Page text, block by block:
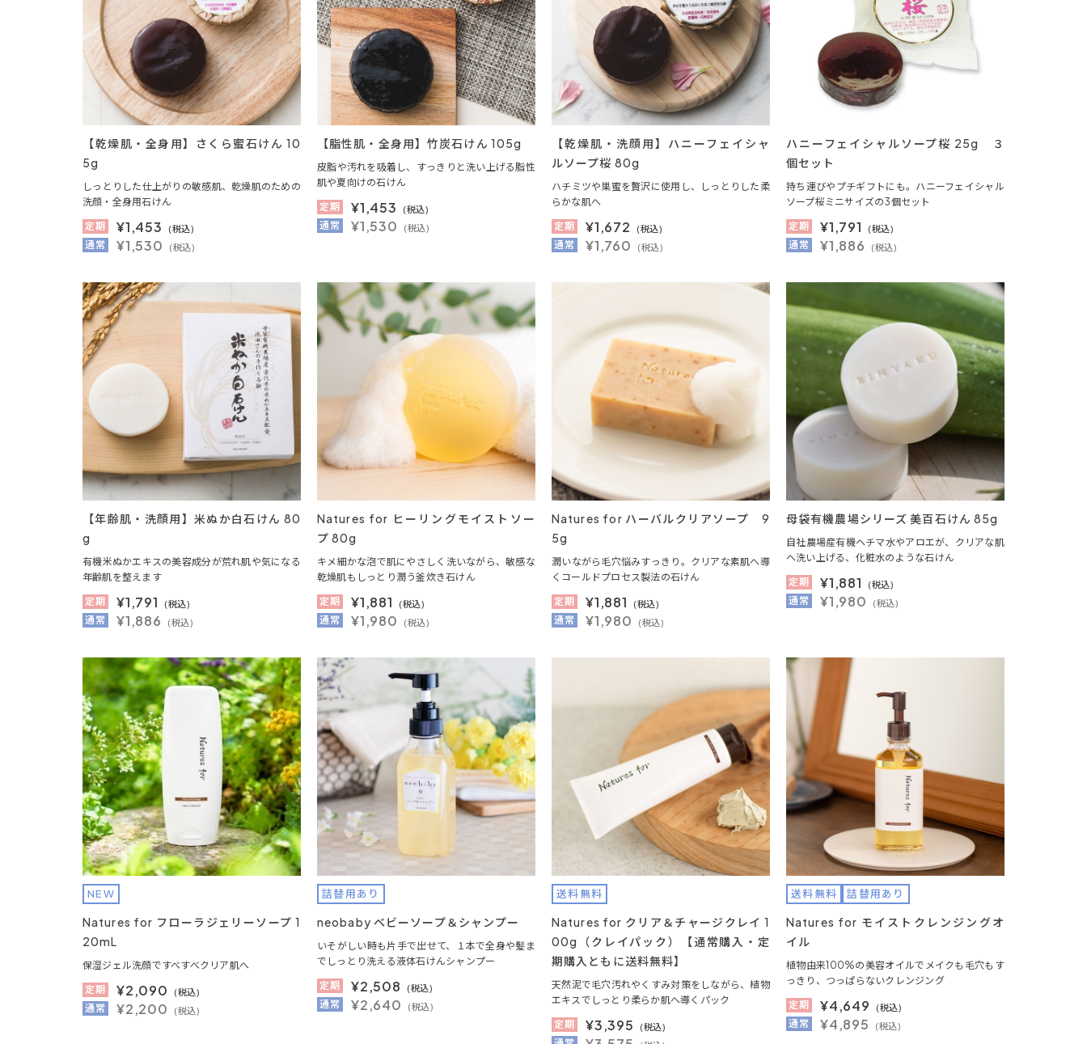
【乾燥肌・全身用】さくら蜜石けん 10
5g
しっとりした仕上がりの敏感肌、乾燥肌のための
洗顔・全身用石けん
定期
¥1,453 (税込)
通常 ¥1,530 (税込)
【脂性肌・全身用】竹炭石けん 105g
皮脂や汚れを吸着し、すっきりと洗い上げる脂性
肌や夏向けの石けん
定期
¥1,453 (税込)
通常 ¥1,530 (税込)
【乾燥肌・洗顔用】ハニーフェイシャ
ルソープ桜 80g
ハチミツや巣蜜を贅沢に使用し、しっとりした柔
らかな肌へ
定期
¥1,672 (税込)
通常 ¥1,760 (税込)
ハニーフェイシャルソープ桜 25g ３
個セット
持ち運びやプチギフトにも。ハニーフェイシャル
ソープ桜ミニサイズの3個セット
定期
¥1,791 (税込)
通常 ¥1,886 (税込)
【年齢肌・洗顔用】米ぬか白石けん 80
g
有機米ぬかエキスの美容成分が荒れ肌や気になる
年齢肌を整えます
定期
¥1,791 (税込)
通常 ¥1,886 (税込)
Natures for ヒーリングモイストソー
プ 80g
キメ細かな泡で肌にやさしく洗いながら、敏感な
乾燥肌もしっとり潤う釜炊き石けん
定期
¥1,881 (税込)
通常 ¥1,980 (税込)
Natures for ハーバルクリアソープ 9
5g
潤いながら毛穴悩みすっきり。クリアな素肌へ導
くコールドプロセス製法の石けん
定期
¥1,881 (税込)
通常 ¥1,980 (税込)
母袋有機農場シリーズ 美百石けん 85g
自社農場産有機ヘチマ水やアロエが、クリアな肌
へ洗い上げる、化粧水のような石けん
定期
¥1,881 (税込)
通常 ¥1,980 (税込)
NEW
Natures for フローラジェリーソープ 1
20mL
保湿ジェル洗顔ですべすべクリア肌へ
定期
¥2,090 (税込)
通常 ¥2,200 (税込)
詰替用あり
neobaby ベビーソープ＆シャンプー
いそがしい時も片手で出せて、１本で全身や髪ま
でしっとり洗える液体石けんシャンプー
定期
¥2,508 (税込)
通常 ¥2,640 (税込)
送料無料
Natures for クリア＆チャージクレイ 1
00g（クレイパック）【通常購入・定
期購入ともに送料無料】
天然泥で毛穴汚れやくすみ対策をしながら、植物
エキスでしっとり柔らか肌へ導くパック
定期
¥3,395 (税込)
送料無料 詰替用あり
Natures for モイストクレンジングオ
イル
植物由来100%の美容オイルでメイクも毛穴もす
っきり、つっぱらないクレンジング
定期
¥4,649 (税込)
通常 ¥4,895 (税込)